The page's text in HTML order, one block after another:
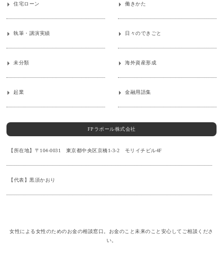
住宅ローン 働きかた
執筆・講演実績 日々のできごと
未分類 海外資産形成
起業 金融用語集
FPラポール株式会社
【所在地】〒104-0031 東京都中央区京橋1-3-2 モリイチビル4F
【代表】黒須かおり
女性による女性のためのお金の相談窓口。お金のこと未来のこと安心してご相談くださ
い。